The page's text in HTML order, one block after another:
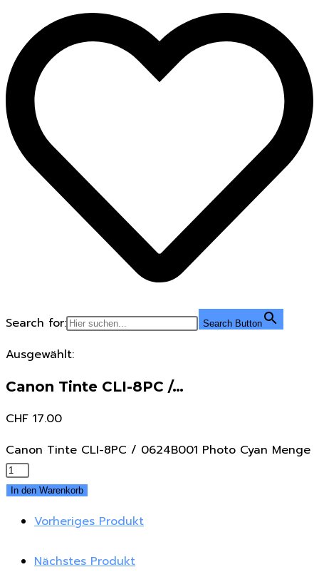
Search for: Search Button
Ausgewählt:
Canon Tinte CLI-8PC /…
CHF 17.00
Canon Tinte CLI-8PC / 0624B001 Photo Cyan Menge
In den Warenkorb
Vorheriges Produkt
Nächstes Produkt